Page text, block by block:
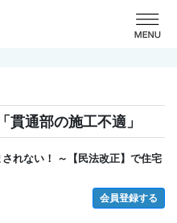
通部の施工不適」
されない！ ～【民法改正】で住宅
会員登録する